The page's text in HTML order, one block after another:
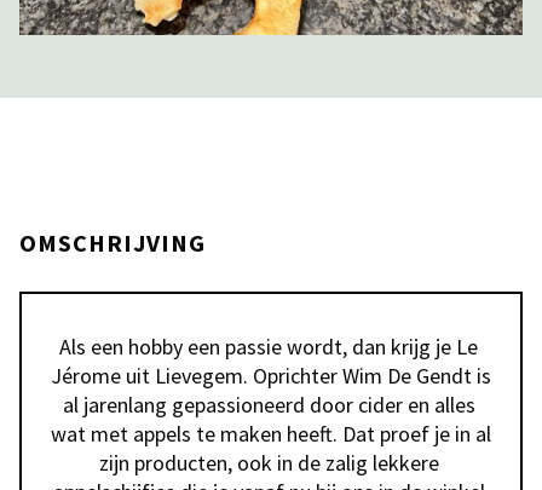
OMSCHRIJVING
Als een hobby een passie wordt, dan krijg je Le
Jérome uit Lievegem. Oprichter Wim De Gendt is
al jarenlang gepassioneerd door cider en alles
wat met appels te maken heeft. Dat proef je in al
zijn producten, ook in de zalig lekkere